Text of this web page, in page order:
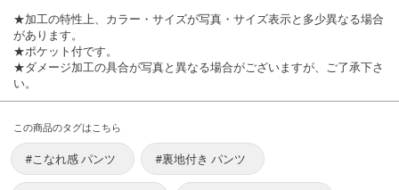
★加工の特性上、カラー・サイズが写真・サイズ表示と多少異なる場合
があります。
★ポケット付です。
★ダメージ加工の具合が写真と異なる場合がございますが、ご了承下さ
い。
この商品のタグはこちら
#こなれ感 パンツ #裏地付き パンツ